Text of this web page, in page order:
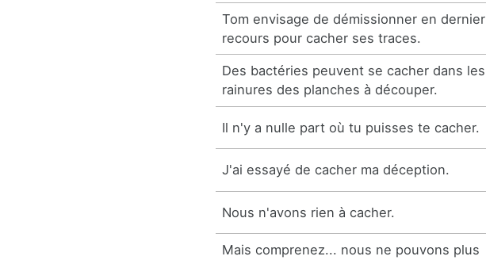
Tom envisage de démissionner en dernier
recours pour cacher ses traces.
Des bactéries peuvent se cacher dans les
rainures des planches à découper.
Il n'y a nulle part où tu puisses te cacher.
J'ai essayé de cacher ma déception.
Nous n'avons rien à cacher.
Mais comprenez... nous ne pouvons plus